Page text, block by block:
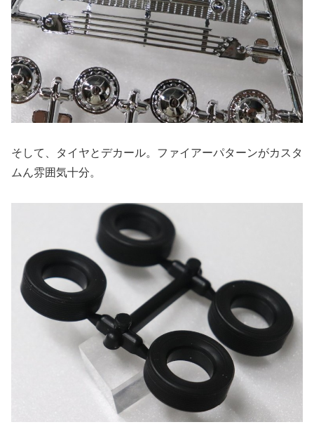
そして、タイヤとデカール。ファイアーパターンがカスタ
ムん雰囲気十分。